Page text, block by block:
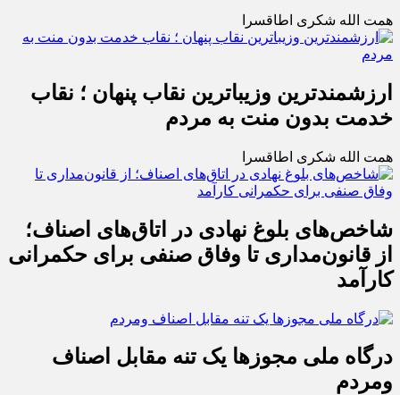
همت الله شکری اطاقسرا
ارزشمندترین وزیباترین نقاب پنهان ؛ نقاب
خدمت بدون منت به مردم
همت الله شکری اطاقسرا
شاخص‌های بلوغ نهادی در اتاق‌های اصناف؛
از قانون‌مداری تا وفاق صنفی برای حکمرانی
کارآمد
درگاه ملی مجوزها یک تنه مقابل اصناف
ومردم